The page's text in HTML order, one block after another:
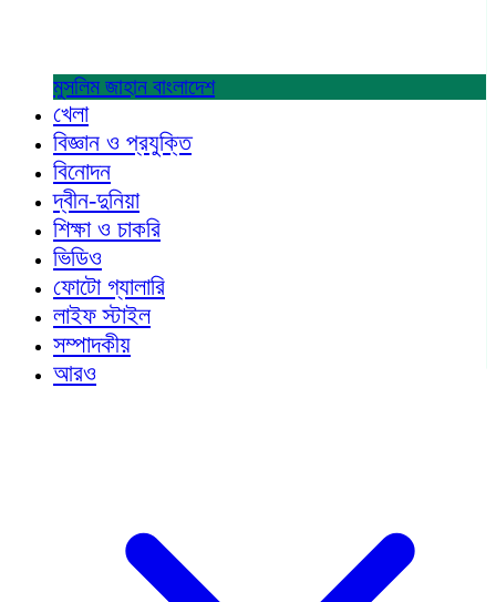
মুসলিম জাহান বাংলাদেশ
খেলা
বিজ্ঞান ও প্রযুক্তি
বিনোদন
দ্বীন-দুনিয়া
শিক্ষা ও চাকরি
ভিডিও
ফোটো গ্যালারি
লাইফ স্টাইল
সম্পাদকীয়
আরও